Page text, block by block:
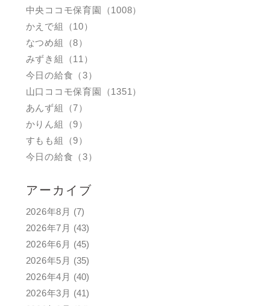
中央ココモ保育園（1008）
かえで組（10）
なつめ組（8）
みずき組（11）
今日の給食（3）
山口ココモ保育園（1351）
あんず組（7）
かりん組（9）
すもも組（9）
今日の給食（3）
アーカイブ
2026年8月 (7)
2026年7月 (43)
2026年6月 (45)
2026年5月 (35)
2026年4月 (40)
2026年3月 (41)